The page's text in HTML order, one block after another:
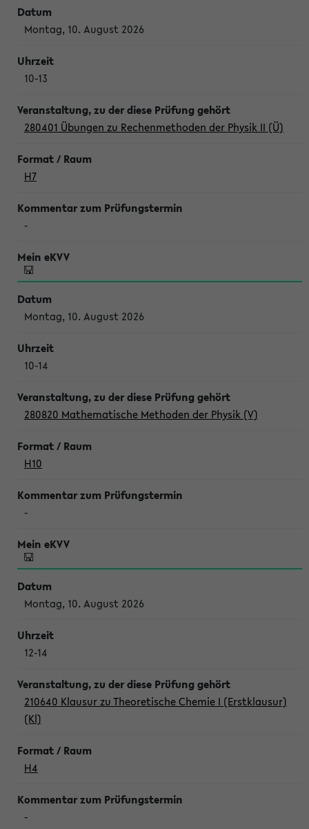
Montag, 10. August 2026
10-13
280401 Übungen zu Rechenmethoden der Physik II (Ü)
H7
-
Montag, 10. August 2026
10-14
280820 Mathematische Methoden der Physik (V)
H10
-
Montag, 10. August 2026
12-14
210640 Klausur zu Theoretische Chemie I (Erstklausur)
(Kl)
H4
-